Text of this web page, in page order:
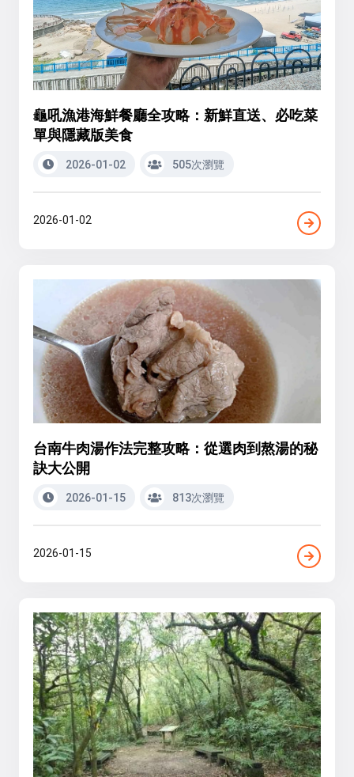
龜吼漁港海鮮餐廳全攻略：新鮮直送、必吃菜
單與隱藏版美食
2026-01-02 505次瀏覽
2026-01-02
台南牛肉湯作法完整攻略：從選肉到熬湯的秘
訣大公開
2026-01-15 813次瀏覽
2026-01-15